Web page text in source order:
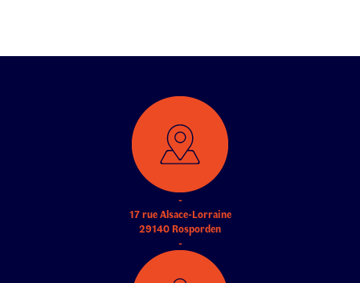
-
17 rue Alsace-Lorraine
29140 Rosporden
-